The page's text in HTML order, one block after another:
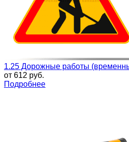
1.25 Дорожные работы
от 612 руб.
Подробнее